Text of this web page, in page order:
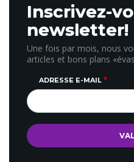
Inscrivez-
newsletter!
Une fois par mois, nous
articles et bons plans
ADRESSE E-MAIL